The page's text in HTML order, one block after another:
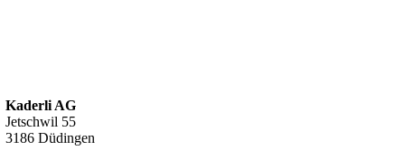
Kaderli AG
Jetschwil 55
3186 Düdingen